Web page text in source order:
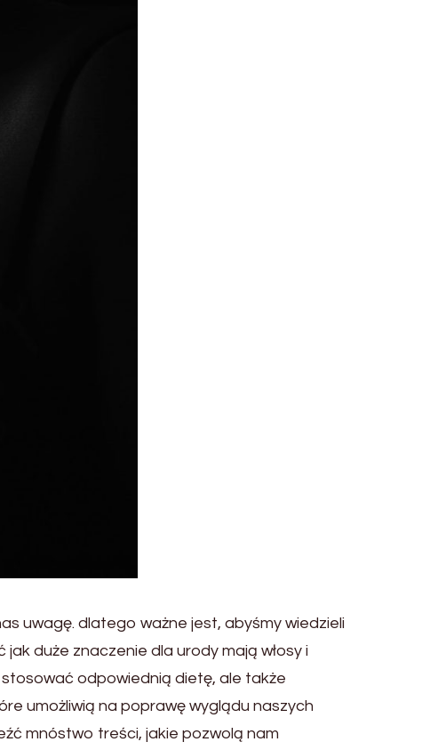
uwagę. dlatego ważne jest, abyśmy wiedzieli
duże znaczenie dla urody mają włosy i
stosować odpowiednią dietę, ale także
umożliwią na poprawę wyglądu naszych
mnóstwo treści, jakie pozwolą nam